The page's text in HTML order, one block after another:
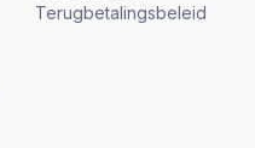
Terugbetalingsbeleid